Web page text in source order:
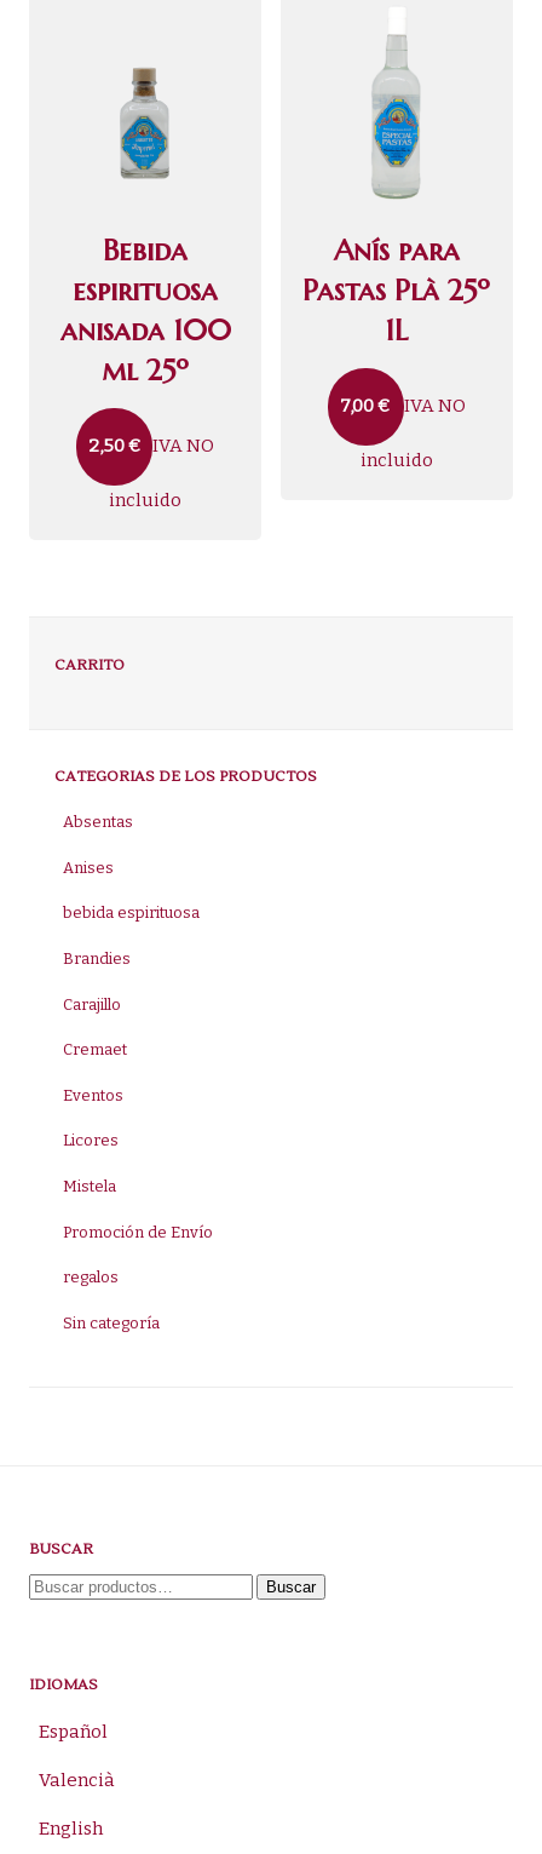
Bebida
espirituosa
anisada 100
ml 25º
2,50€ IVA NO
incluido
Anís para
Pastas Plà 25º
1L
7,00€ IVA NO
incluido
CARRITO
CATEGORIAS DE LOS PRODUCTOS
Absentas
Anises
bebida espirituosa
Brandies
Carajillo
Cremaet
Eventos
Licores
Mistela
Promoción de Envío
regalos
Sin categoría
BUSCAR
Buscar
Buscar
IDIOMAS
Español
Valencià
English